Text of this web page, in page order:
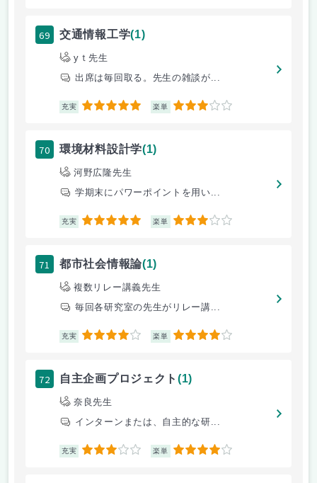
69 交通情報工学(1)
yｔ先生
出席は毎回取る。先生の雑談が...
充実 5 楽単 3
70 環境材料設計学(1)
河野広隆先生
学期末にパワーポイントを用い...
充実 5 楽単 3
71 都市社会情報論(1)
複数リレー講義先生
毎回各研究室の先生がリレー講...
充実 4 楽単 4
72 自主企画プロジェクト (1)
奈良先生
インターンまたは、自主的な研...
充実 3 楽単 4